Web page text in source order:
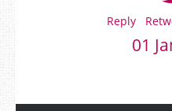
Reply
01